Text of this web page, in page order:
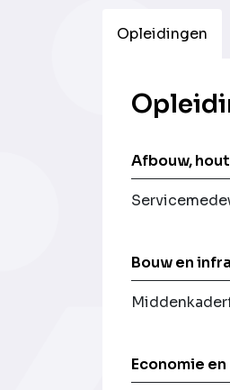
Opleidingen
Afbouw,
Bouw en infra
Economie